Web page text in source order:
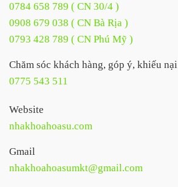
0784 658 789 ( CN 30/4 )
0908 679 038 ( CN Bà Rịa )
0793 428 789 ( CN Phú Mỹ )
Chăm sóc khách hàng, góp ý, khiếu nại
0775 543 511
Website
nhakhoahoasu.com
Gmail
nhakhoahoasumkt@gmail.com